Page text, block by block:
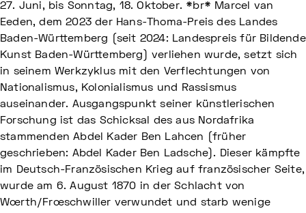
27. Juni, bis Sonntag, 18. Oktober. *br* Marcel van
Eeden, dem 2023 der Hans-Thoma-Preis des Landes
Baden-Württemberg (seit 2024: Landespreis für Bildende
Kunst Baden-Württemberg) verliehen wurde, setzt sich
in seinem Werkzyklus mit den Verflechtungen von
Nationalismus, Kolonialismus und Rassismus
auseinander. Ausgangspunkt seiner künstlerischen
Forschung ist das Schicksal des aus Nordafrika
stammenden Abdel Kader Ben Lahcen (früher
geschrieben: Abdel Kader Ben Ladsche). Dieser kämpfte
im Deutsch-Französischen Krieg auf französischer Seite,
wurde am 6. August 1870 in der Schlacht von
Wœrth/Frœschwiller verwundet und starb wenige